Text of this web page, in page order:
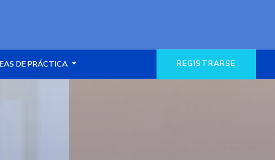
DE PRÁCTICA REGISTRARSE